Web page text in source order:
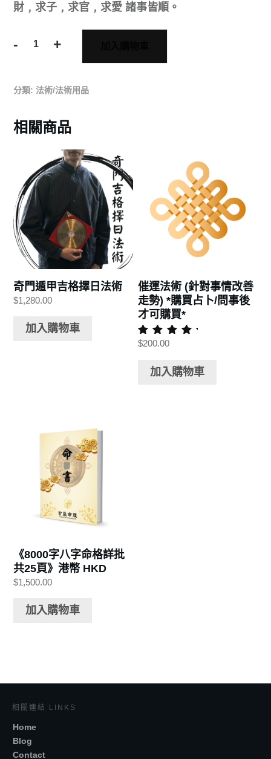
財﹐求子﹐求官﹐求愛 諸事皆順。
- +
分類: 法術/法術用品
相關商品
奇門遁甲吉格擇日法術
$1,280.00
加入購物車
催運法術 (針對事情改善
走勢) *購買占卜/問事後
才可購買*
評分
$200.00
加入購物車
《8000字八字命格詳批
共25頁》港幣 HKD
$1,500.00
加入購物車
相關連結 LINKS
Home
Blog
Contact